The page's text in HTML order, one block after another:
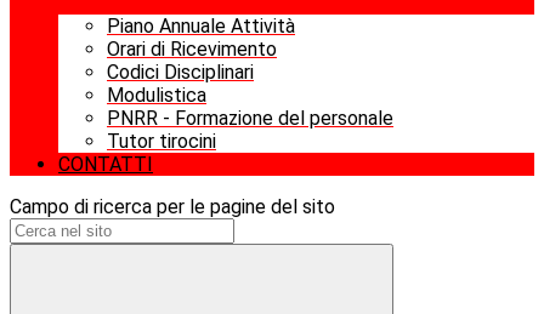
Piano Annuale Attività
Orari di Ricevimento
Codici Disciplinari
Modulistica
PNRR - Formazione del personale
Tutor tirocini
CONTATTI
Campo di ricerca per le pagine del sito